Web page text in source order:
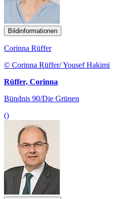
Bildinformationen
Corinna Rüffer
© Corinna Rüffer/ Yousef Hakimi
Rüffer, Corinna
Bündnis 90/Die Grünen
()